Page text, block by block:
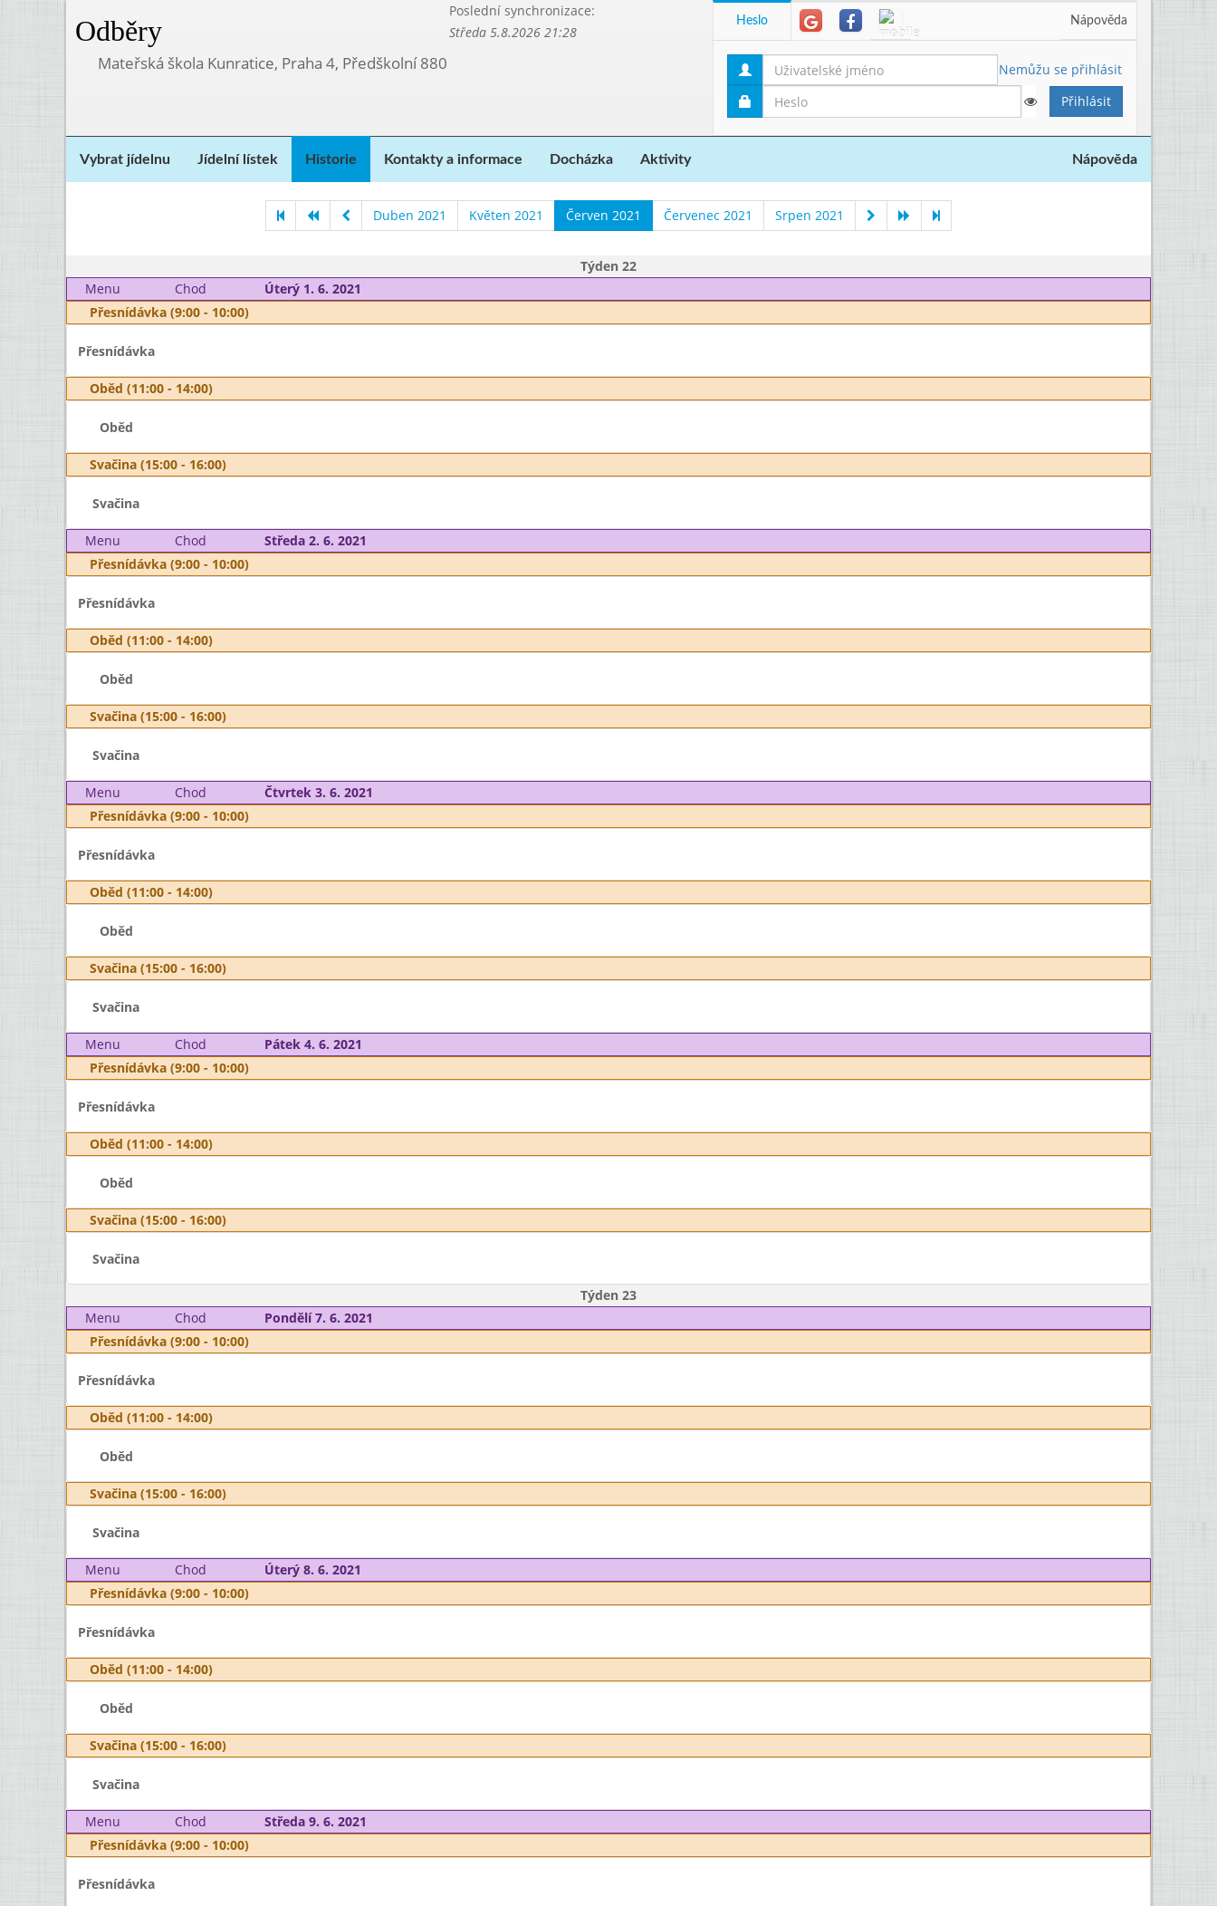
Odběry
Poslední synchronizace:
Středa 5.8.2026 21:28
Mateřská škola Kunratice, Praha 4, Předškolní 880
Heslo Nápověda
Nemůžu se přihlásit
Vybrat jídelnu Jídelní lístek Historie Kontakty a informace Docházka Aktivity Nápověda
Duben 2021 Květen 2021 Červen 2021 Červenec 2021 Srpen 2021
Týden 22
Menu
Chod
Úterý 1. 6. 2021
Přesnídávka (9:00 - 10:00)
Přesnídávka
Oběd (11:00 - 14:00)
Oběd
Svačina (15:00 - 16:00)
Svačina
Menu Chod
Středa 2. 6. 2021
Přesnídávka (9:00 - 10:00)
Přesnídávka
Oběd (11:00 - 14:00)
Oběd
Svačina (15:00 - 16:00)
Svačina
Menu Chod
Čtvrtek 3. 6. 2021
Přesnídávka (9:00 - 10:00)
Přesnídávka
Oběd (11:00 - 14:00)
Oběd
Svačina (15:00 - 16:00)
Svačina
Menu Chod
Pátek 4. 6. 2021
Přesnídávka (9:00 - 10:00)
Přesnídávka
Oběd (11:00 - 14:00)
Oběd
Svačina (15:00 - 16:00)
Svačina
Týden 23
Menu
Chod
Pondělí 7. 6. 2021
Přesnídávka (9:00 - 10:00)
Přesnídávka
Oběd (11:00 - 14:00)
Oběd
Svačina (15:00 - 16:00)
Svačina
Menu Chod
Úterý 8. 6. 2021
Přesnídávka (9:00 - 10:00)
Přesnídávka
Oběd (11:00 - 14:00)
Oběd
Svačina (15:00 - 16:00)
Svačina
Menu Chod
Středa 9. 6. 2021
Přesnídávka (9:00 - 10:00)
Přesnídávka